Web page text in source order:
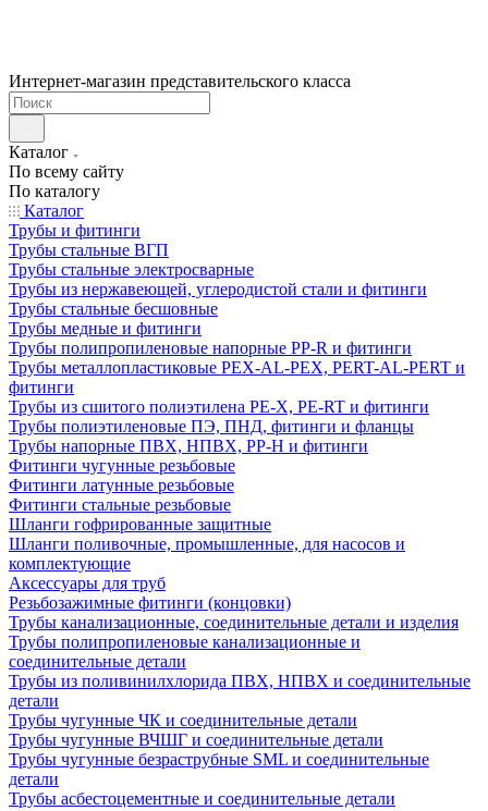
Интернет-магазин представительского класса
Каталог
По всему сайту
По каталогу
Каталог
Трубы и фитинги
Трубы стальные ВГП
Трубы стальные электросварные
Трубы из нержавеющей, углеродистой стали и фитинги
Трубы стальные бесшовные
Трубы медные и фитинги
Трубы полипропиленовые напорные PP-R и фитинги
Трубы металлопластиковые PEX-AL-PEX, PERT-AL-PERT и
фитинги
Трубы из сшитого полиэтилена PE-X, PE-RT и фитинги
Трубы полиэтиленовые ПЭ, ПНД, фитинги и фланцы
Трубы напорные ПВХ, НПВХ, PP-H и фитинги
Фитинги чугунные резьбовые
Фитинги латунные резьбовые
Фитинги стальные резьбовые
Шланги гофрированные защитные
Шланги поливочные, промышленные, для насосов и
комплектующие
Аксессуары для труб
Резьбозажимные фитинги (концовки)
Трубы канализационные, соединительные детали и изделия
Трубы полипропиленовые канализационные и
соединительные детали
Трубы из поливинилхлорида ПВХ, НПВХ и соединительные
детали
Трубы чугунные ЧК и соединительные детали
Трубы чугунные ВЧШГ и соединительные детали
Трубы чугунные безраструбные SML и соединительные
детали
Трубы асбестоцементные и соединительные детали